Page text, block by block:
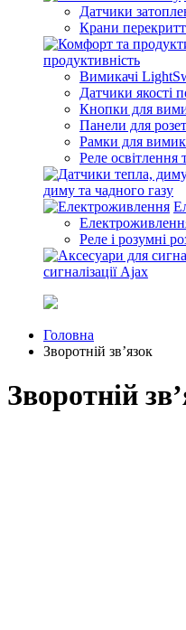
Датчики
Крани
продуктивність
Вимикачі
Датчики якості
Кнопки для
Панели для
Рамки для
Реле освітлення
диму та чадного газу
Реле і розумні
сигналізації Ajax
Головна
Зворотній зв’язок
Зворотній